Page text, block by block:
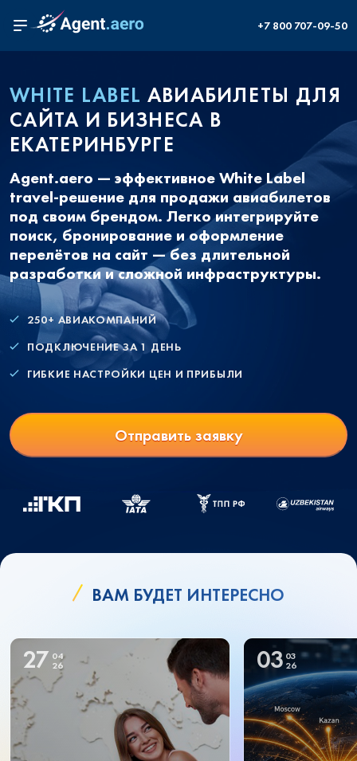
+7 800 707-09-50
WHITE LABEL АВИАБИЛЕТЫ ДЛЯ
САЙТА И БИЗНЕСА В
ЕКАТЕРИНБУРГЕ
Agent.aero — эффективное White Label
travel-решение для продажи авиабилетов
под своим брендом. Легко интегрируйте
поиск, бронирование и оформление
перелётов на сайт — без длительной
разработки и сложной инфраструктуры.
250+ АВИАКОМПАНИЙ
ПОДКЛЮЧЕНИЕ ЗА 1 ДЕНЬ
ГИБКИЕ НАСТРОЙКИ ЦЕН И ПРИБЫЛИ
Отправить заявку
ВАМ БУДЕТ ИНТЕРЕСНО
27 04
26 03 03
26